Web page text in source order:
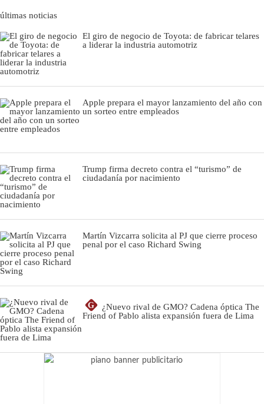
últimas noticias
El giro de negocio de Toyota: de fabricar telares
a liderar la industria automotriz
Apple prepara el mayor lanzamiento del año con
un sorteo entre empleados
Trump firma decreto contra el “turismo” de
ciudadanía por nacimiento
Martín Vizcarra solicita al PJ que cierre proceso
penal por el caso Richard Swing
G
¿Nuevo rival de GMO? Cadena óptica The
Friend of Pablo alista expansión fuera de Lima